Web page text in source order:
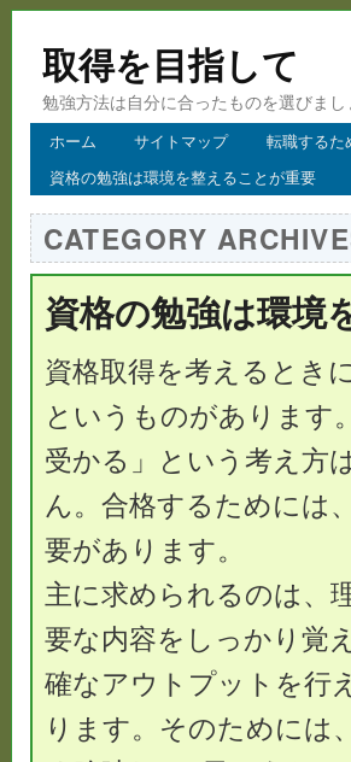
取得を目指して
勉強方法は自分に合ったものを選びまし
ホーム サイトマップ
転職するた
資格の勉強は環境を整えることが重要
CATEGORY
資格の勉強は環境
資格取得を考えるとき
というものがあります
受かる」という考え方
ん。合格するためには
要があります。
主に求められるのは、
要な内容をしっかり覚
確なアウトプットを行
ります。そのためには